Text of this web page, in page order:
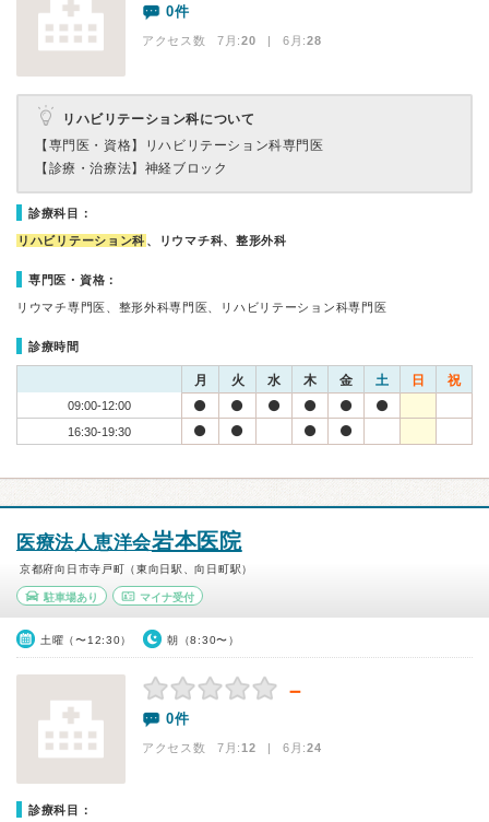
0件
アクセス数 7月:20 | 6月:28
リハビリテーション科について
【専門医・資格】
リハビリテーション科専門医
【診療・治療法】 神経ブロック
診療科目：
リハビリテーション科 、リウマチ科、整形外科
専門医・資格：
リウマチ専門医、整形外科専門医、リハビリテーション科専門医
診療時間
月 火 水 木 金 土 日 祝
09:00-12:00
16:30-19:30
医療法人恵洋会岩本医院
京都府向日市寺戸町（東向日駅、向日町駅）
駐車場あり マイナ受付
土曜（〜12:30） 朝（8:30〜）
－
0件
アクセス数 7月:12 | 6月:24
診療科目：